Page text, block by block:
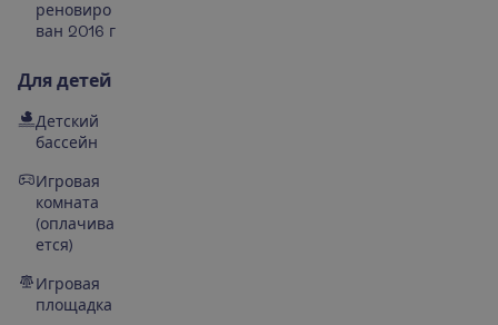
реновиро
ван 2016 г
Для детей
Детский
бассейн
Игровая
комната
(оплачива
ется)
Игровая
площадка